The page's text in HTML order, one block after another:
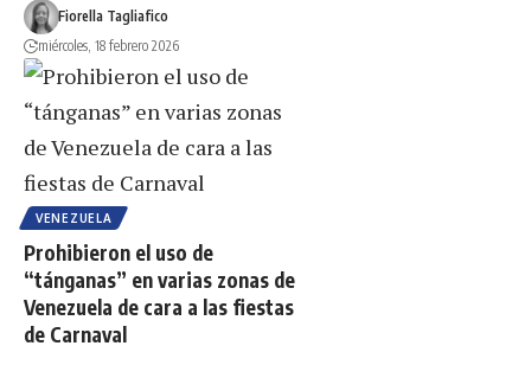
Fiorella Tagliafico
miércoles, 18 febrero 2026
VENEZUELA
Prohibieron el uso de
“tánganas” en varias zonas de
Venezuela de cara a las fiestas
de Carnaval